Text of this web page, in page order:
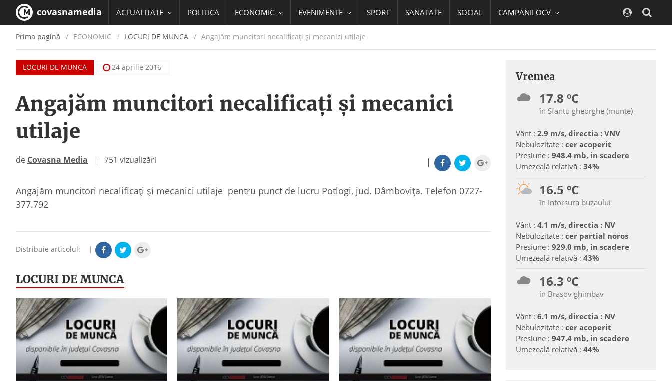
covasnamedia ACTUALITATE POLITICA ECONOMIC EVENIMENTE SPORT SANATATE SOCIAL CAMPANII OCV
EDUCATIE
Prima pagină ECONOMIC / LOCURI DE MUNCA Angajăm muncitori necalificați și mecanici utilaje
LOCURI DE MUNCA 24 aprilie 2016
Angajăm muncitori necalificați și mecanici
utilaje
|
de Covasna Media | 751 vizualizări
Angajăm muncitori necalificați și mecanici utilaje pentru punct de lucru Potlogi, jud. Dâmbovița. Telefon 0727-
377.792
Distribuie articolul: |
LOCURI DE MUNCA
Vremea
17.8 ºC
în Sfantu gheorghe (munte)
Vânt : 2.9 m/s, directia : VNV
Nebulozitate : cer acoperit
Presiune : 948.4 mb, in scadere
Umezeală relativă : 34%
16.5 ºC
în Intorsura buzaului
Vânt : 4.1 m/s, directia : NV
Nebulozitate : cer partial noros
Presiune : 929.0 mb, in scadere
Umezeală relativă : 43%
16.3 ºC
în Brasov ghimbav
Vânt : 6.1 m/s, directia : NV
Nebulozitate : cer acoperit
Presiune : 947.4 mb, in scadere
Umezeală relativă : 44%